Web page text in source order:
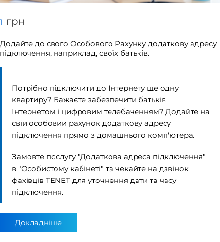
1 грн
Додайте до свого Особового Рахунку додаткову адресу
підключення, наприклад, своїх батьків.
Потрібно підключити до Інтернету ще одну
квартиру? Бажаєте забезпечити батьків
Інтернетом і цифровим телебаченням? Додайте на
свій особовий рахунок додаткову адресу
підключення прямо з домашнього комп'ютера.
Замовте послугу "Додаткова адреса підключення"
в "Особистому кабінеті" та чекайте на дзвінок
фахівців TENET для уточнення дати та часу
підключення.
Докладніше